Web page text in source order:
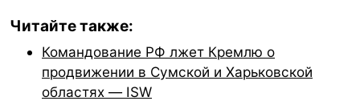
Читайте также:
Командование РФ лжет Кремлю о
продвижении в Сумской и Харьковской
областях — ISW